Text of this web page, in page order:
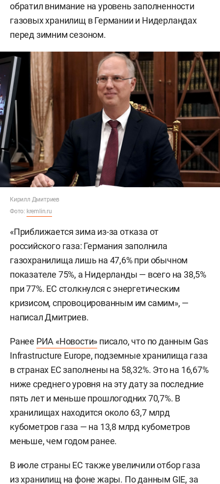
обратил внимание на уровень заполненности
газовых хранилищ в Германии и Нидерландах
перед зимним сезоном.
Кирилл Дмитриев
Фото: kremlin.ru
«Приближается зима из-за отказа от
российского газа: Германия заполнила
газохранилища лишь на 47,6% при обычном
показателе 75%, а Нидерланды — всего на 38,5%
при 77%. ЕС столкнулся с энергетическим
кризисом, спровоцированным им самим», —
написал Дмитриев.
Ранее РИА «Новости» писало, что по данным Gas
Infrastructure Europe, подземные хранилища газа
в странах ЕС заполнены на 58,32%. Это на 16,67%
ниже среднего уровня на эту дату за последние
пять лет и меньше прошлогодних 70,7%. В
хранилищах находится около 63,7 млрд
кубометров газа — на 13,8 млрд кубометров
меньше, чем годом ранее.
В июле страны ЕС также увеличили отбор газа
из хранилищ на фоне жары. По данным GIE, за